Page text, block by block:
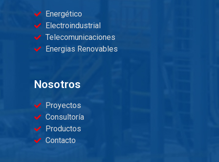
Energético
Electroindustrial
Telecomunicaciones
Energias Renovables
Nosotros
Proyectos
Consultoría
Productos
Contacto